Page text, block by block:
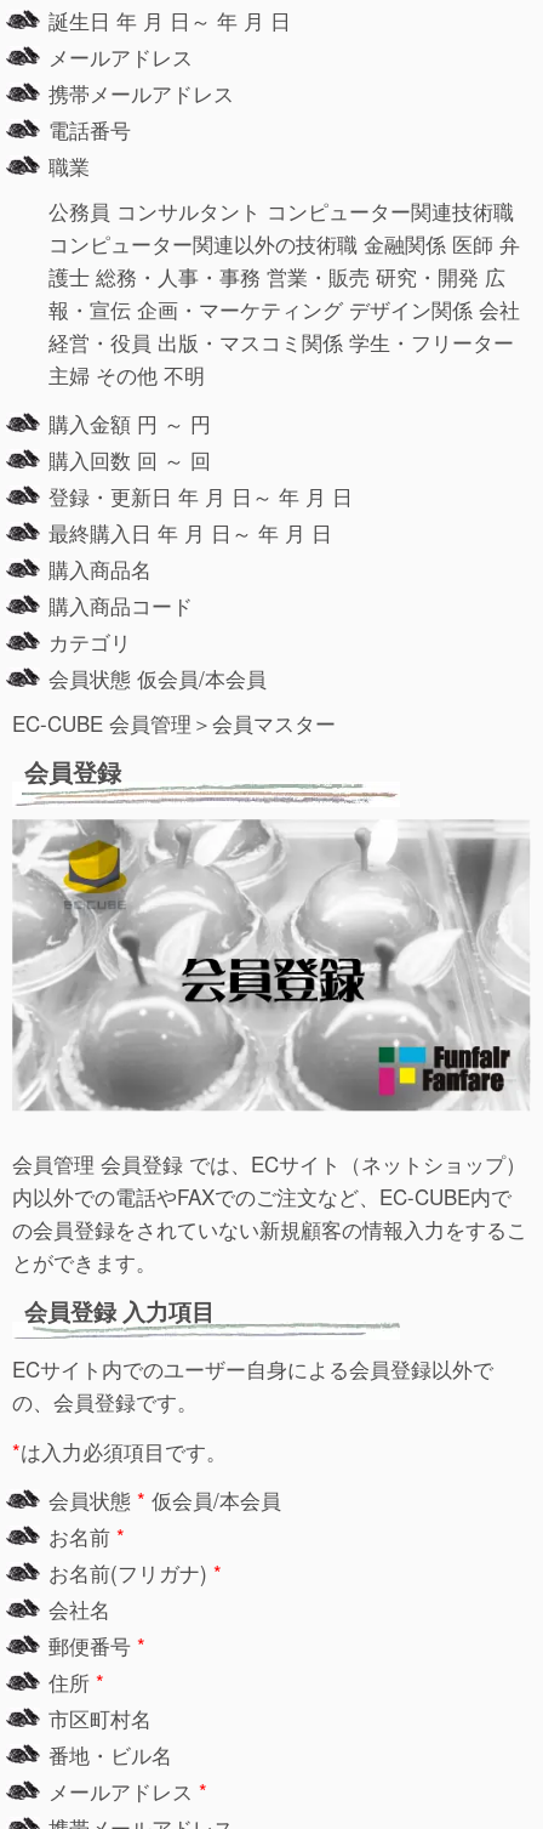
誕生日 年 月 日～ 年 月 日
メールアドレス
携帯メールアドレス
電話番号
職業
公務員 コンサルタント コンピューター関連技術職
コンピューター関連以外の技術職 金融関係 医師 弁
護士 総務・人事・事務 営業・販売 研究・開発 広
報・宣伝 企画・マーケティング デザイン関係 会社
経営・役員 出版・マスコミ関係 学生・フリーター
主婦 その他 不明
購入金額 円 ～ 円
購入回数 回 ～ 回
登録・更新日 年 月 日～ 年 月 日
最終購入日 年 月 日～ 年 月 日
購入商品名
購入商品コード
カテゴリ
会員状態 仮会員/本会員
EC-CUBE 会員管理＞会員マスター
会員登録
会員管理 会員登録 では、ECサイト（ネットショップ）
内以外での電話やFAXでのご注文など、EC-CUBE内で
の会員登録をされていない新規顧客の情報入力をするこ
とができます。
会員登録 入力項目
ECサイト内でのユーザー自身による会員登録以外で
の、会員登録です。
*は入力必須項目です。
会員状態 * 仮会員/本会員
お名前 *
お名前(フリガナ) *
会社名
郵便番号 *
住所 *
市区町村名
番地・ビル名
メールアドレス *